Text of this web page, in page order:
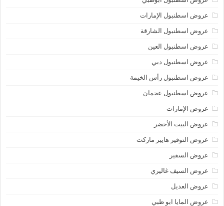
عروض اسطنبول الإمارات
عروض اسطنبول الشارقة
عروض اسطنبول العين
عروض اسطنبول دبي
عروض اسطنبول رأس الخيمة
عروض اسطنبول عجمان
عروض الإمارات
عروض البيت الأخضر
عروض التوفير هايبر ماركت
عروض السفير
عروض السيف غاليري
عروض العديل
عروض المايا ابو ظبي